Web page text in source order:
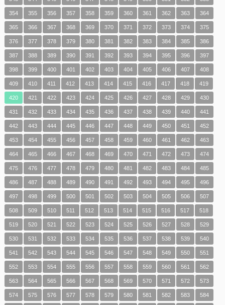
354 355 356 357 358 359 360 361 362 363 364
365 366 367 368 369 370 371 372 373 374 375
376 377 378 379 380 381 382 383 384 385 386
387 388 389 390 391 392 393 394 395 396 397
398 399 400 401 402 403 404 405 406 407 408
409 410 411 412 413 414 415 416 417 418 419
420 421 422 423 424 425 426 427 428 429 430
431 432 433 434 435 436 437 438 439 440 441
442 443 444 445 446 447 448 449 450 451 452
453 454 455 456 457 458 459 460 461 462 463
464 465 466 467 468 469 470 471 472 473 474
475 476 477 478 479 480 481 482 483 484 485
486 487 488 489 490 491 492 493 494 495 496
497 498 499 500 501 502 503 504 505 506 507
508 509 510 511 512 513 514 515 516 517 518
519 520 521 522 523 524 525 526 527 528 529
530 531 532 533 534 535 536 537 538 539 540
541 542 543 544 545 546 547 548 549 550 551
552 553 554 555 556 557 558 559 560 561 562
563 564 565 566 567 568 569 570 571 572 573
574 575 576 577 578 579 580 581 582 583 584